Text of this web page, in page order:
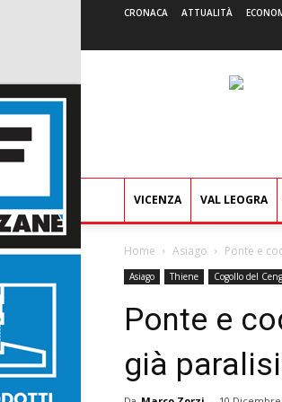
CRONACA ATTUALITÀ
VICENZA VAL LEOGRA
Home Asiago Ponte e
Asiago Thiene Cogollo del
Ponte e
già